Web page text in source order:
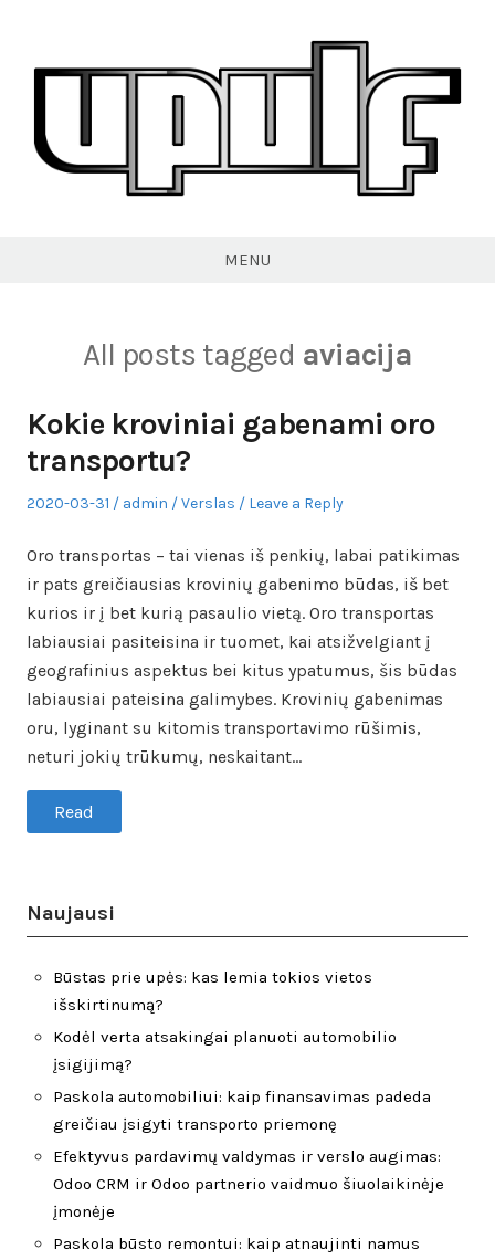
content
MENU
All posts tagged aviacija
Kokie kroviniai gabenami oro
transportu?
Posted
2020-03-31 Author
admin
Posted
Verslas Leave a Reply
Oro transportas – tai vienas iš penkių, labai patikimas
ir pats greičiausias krovinių gabenimo būdas, iš bet
kurios ir į bet kurią pasaulio vietą. Oro transportas
labiausiai pasiteisina ir tuomet, kai atsižvelgiant į
geografinius aspektus bei kitus ypatumus, šis būdas
labiausiai pateisina galimybes. Krovinių gabenimas
oru, lyginant su kitomis transportavimo rūšimis,
neturi jokių trūkumų, neskaitant…
Read
Naujausi
Būstas prie upės: kas lemia tokios vietos
išskirtinumą?
Kodėl verta atsakingai planuoti automobilio
įsigijimą?
Paskola automobiliui: kaip finansavimas padeda
greičiau įsigyti transporto priemonę
Efektyvus pardavimų valdymas ir verslo augimas:
Odoo CRM ir Odoo partnerio vaidmuo šiuolaikinėje
įmonėje
Paskola būsto remontui: kaip atnaujinti namus